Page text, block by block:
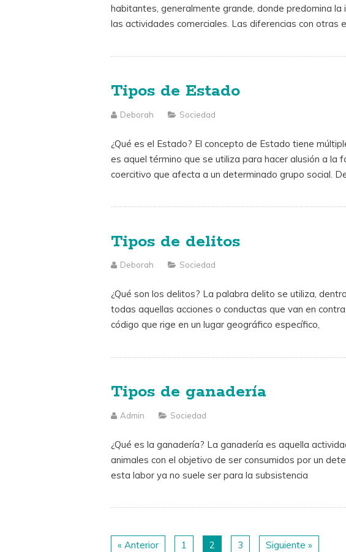
habitantes, generalmente grande, donde predomina la
las actividades comerciales. Las diferencias con otras
Tipos de Estado
Deborah Sociedad
¿Qué es el Estado? El concepto de Estado tiene
es aquel término que se utiliza para hacer alusión a la
coercitivo que afecta a un determinado grupo social.
Tipos de delitos
Deborah Sociedad
¿Qué son los delitos? La palabra delito se utiliza,
todas aquellas acciones o conductas que van en
código que rige en un lugar geográfico específico,
Tipos de ganadería
Admin Sociedad
¿Qué es la ganadería? La ganadería es aquella
animales con el objetivo de ser consumidos por un
esta labor ya no suele ser para la subsistencia
« Anterior 1 2 3 Siguiente »